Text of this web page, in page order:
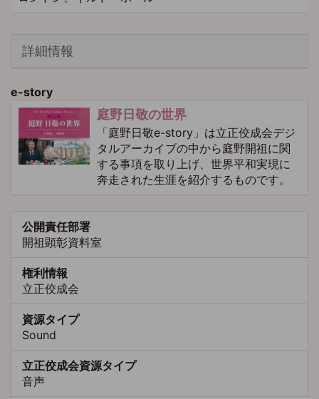
詳細情報
e-story
庭野日敬の世界
「庭野日敬e-story」は立正佼成会デジ
タルアーカイブの中から庭野開祖に関
する事項を取り上げ、世界平和実現に
奔走された生涯を紹介するものです。
公開責任部署
開祖顕彰資料室
権利情報
立正佼成会
資源タイプ
Sound
立正佼成会資源タイプ
音声